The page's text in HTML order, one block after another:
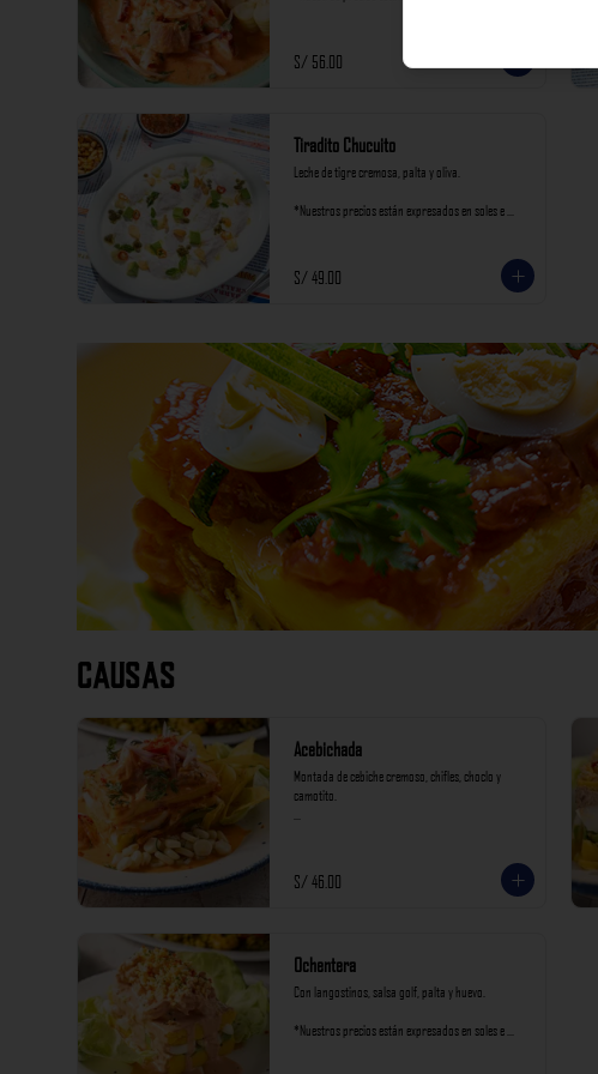
S/ 56.00
Tiradito Chucuito
Leche de tigre cremosa, palta y oliva.
*Nuestros precios están expresados en soles e
S/ 49.00
Causas
Acebichada
Montada de cebiche cremoso, chifles, choclo y
camotito.
S/ 46.00
Ochentera
Con langostinos, salsa golf, palta y huevo.
*Nuestros precios están expresados en soles e